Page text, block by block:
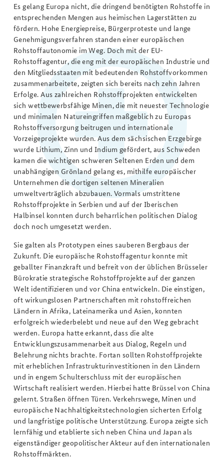
Es gelang Europa nicht, die dringend benötigten Rohstoffe in
entsprechenden Mengen aus heimischen Lagerstätten zu
fördern. Hohe Energiepreise, Bürgerproteste und lange
Genehmigungsverfahren standen einer europäischen
Rohstoffautonomie im Weg. Doch mit der EU-
Rohstoffagentur, die eng mit der europäischen Industrie und
den Mitgliedsstaaten mit bedeutenden Rohstoffvorkommen
zusammenarbeitete, zeigten sich bereits nach zehn Jahren
Erfolge. Aus zahlreichen Rohstoffprojekten entwickelten
sich wettbewerbsfähige Minen, die mit neuester Technologie
und minimalen Natureingriffen maßgeblich zu Europas
Rohstoffversorgung beitrugen und internationale
Vorzeigeprojekte wurden. Aus dem sächsischen Erzgebirge
wurde Lithium, Zinn und Indium gefördert, aus Schweden
kamen die wichtigen schweren Seltenen Erden und dem
unabhängigen Grönland gelang es, mithilfe europäischer
Unternehmen die dortigen seltenen Mineralien
umweltverträglich abzubauen. Vormals umstrittene
Rohstoffprojekte in Serbien und auf der Iberischen
Halbinsel konnten durch beharrlichen politischen Dialog
doch noch umgesetzt werden.
Sie galten als Prototypen eines sauberen Bergbaus der
Zukunft. Die europäische Rohstoffagentur konnte mit
geballter Finanzkraft und befreit von der üblichen Brüsseler
Bürokratie strategische Rohstoffprojekte auf der ganzen
Welt identifizieren und vor China entwickeln. Die einstigen,
oft wirkungslosen Partnerschaften mit rohstoffreichen
Ländern in Afrika, Lateinamerika und Asien, konnten
erfolgreich wiederbelebt und neue auf den Weg gebracht
werden. Europa hatte erkannt, dass die alte
Entwicklungszusammenarbeit aus Dialog, Regeln und
Belehrung nichts brachte. Fortan sollten Rohstoffprojekte
mit erheblichen Infrastrukturinvestitionen in den Ländern
und in engem Schulterschluss mit der europäischen
Wirtschaft realisiert werden. Hierbei hatte Brüssel von China
gelernt. Straßen öffnen Türen. Verkehrswege, Minen und
europäische Nachhaltigkeitstechnologien sicherten Erfolg
und langfristige politische Unterstützung. Europa zeigte sich
lernfähig und etablierte sich neben China und Japan als
eigenständiger geopolitischer Akteur auf den internationalen
Rohstoffmärkten.